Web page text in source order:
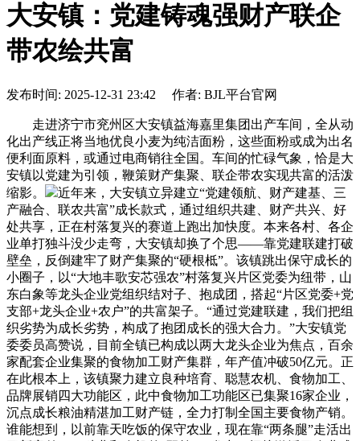
大安镇：党建铸魂强财产联企
带农绘共富
发布时间: 2025-12-31 23:42 作者: BJL平台官网
走进济宁市兖州区大安镇益海嘉里集团出产车间，全从动
化出产线正将当地优良小麦为纯洁面粉，这些面粉或成为出名
便利面原料，或通过电商销往全国。车间的忙碌气象，恰是大
安镇以党建为引领，鞭策财产集聚、联企带农实现共富的活泼
缩影。
近年来，大安镇立异建立“党建领航、财产建基、三
产融合、联农共富”成长款式，通过组织共建、财产共兴、好
处共享，正在村落复兴的赛道上跑出加快度。本来各村、各企
业单打独斗没少走弯，大安镇却换了个思——靠党建联建打破
壁垒，反倒建牢了财产集聚的“硬根柢”。该镇跳出保守成长的
小圈子，以“大地丰歌安芯强农”村落复兴片区党委为纽带，山
东白象等龙头企业党组织结对子、抱成团，搭起“片区党委+党
支部+龙头企业+农户”的共富架子。“通过党建联建，我们把组
织劣势为成长劣势，构成了抱团成长的强大合力。”大安镇党
委委员高赞说，目前全镇已构成以两大龙头企业为焦点，百余
家配套企业集聚的食物加工财产集群，年产值冲破50亿元。正
在此根本上，该镇聚力建立良种培育、聪慧农机、食物加工、
品牌展销四大功能区，此中食物加工功能区已集聚16家企业，
沉点成长粮油精湛加工财产链，全力打制全国主要食物产销。
谁能想到，以前靠天吃饭的保守农业，现在靠“两条腿”走活出